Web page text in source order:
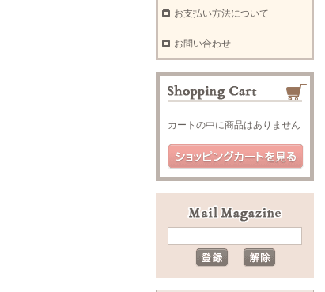
お支払い方法について
お問い合わせ
カートの中に商品はありません